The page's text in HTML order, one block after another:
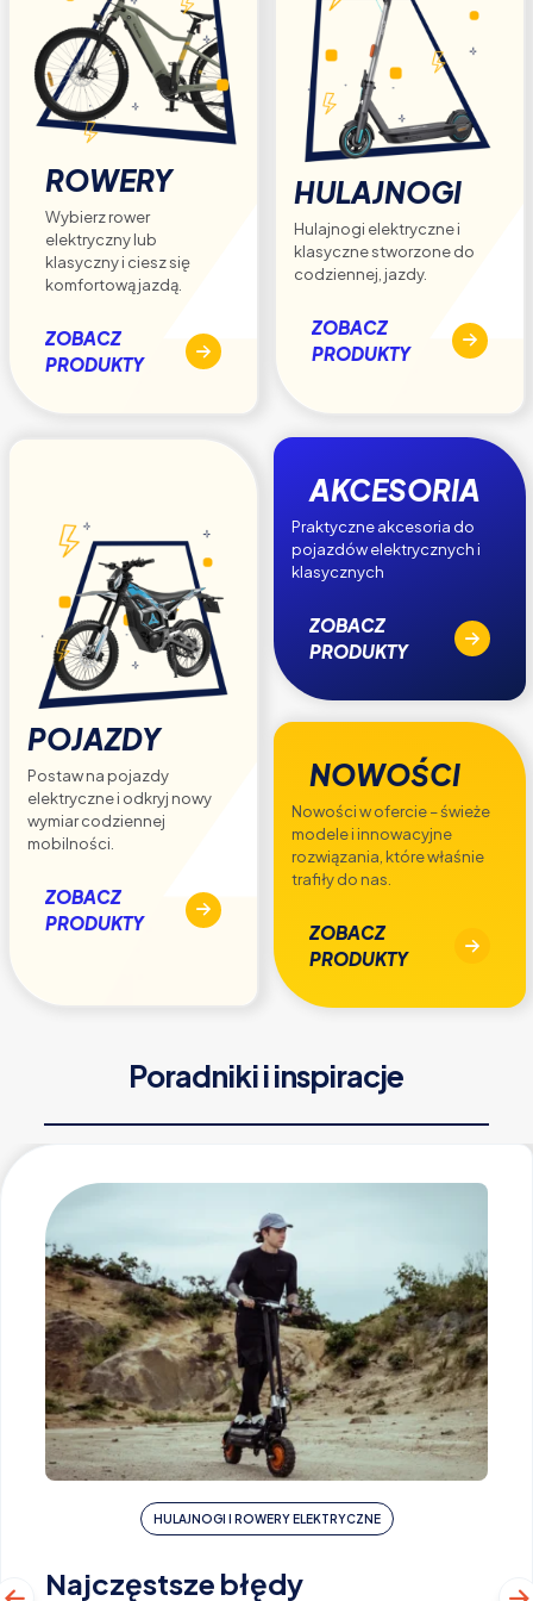
ROWERY
Wybierz rower
elektryczny lub
klasyczny i ciesz się
komfortową jazdą.
ZOBACZ
PRODUKTY
HULAJNOGI
Hulajnogi elektryczne i
klasyczne stworzone do
codziennej, jazdy.
ZOBACZ
PRODUKTY
POJAZDY
Postaw na pojazdy
elektryczne i odkryj nowy
wymiar codziennej
mobilności.
ZOBACZ
PRODUKTY
AKCESORIA
Praktyczne akcesoria do
pojazdów elektrycznych i
klasycznych
ZOBACZ
PRODUKTY
NOWOŚCI
Nowości w ofercie – świeże
modele i innowacyjne
rozwiązania, które właśnie
trafiły do nas.
ZOBACZ
PRODUKTY
Poradniki i inspiracje
HULAJNOGI I ROWERY ELEKTRYCZNE
Najczęstsze błędy